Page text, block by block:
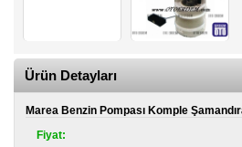
TOFAŞ
Parça
Ürün Detayları
Marea Benzin Pompası Komple
Fiyat: